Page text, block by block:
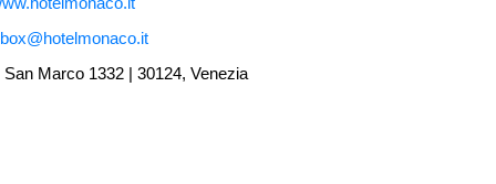
Marco 1332 | 30124, Venezia